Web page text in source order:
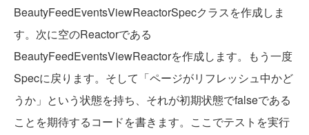
BeautyFeedEventsViewReactorSpecクラスを作成しま
す。次に空のReactorである
BeautyFeedEventsViewReactorを作成します。もう一度
Specに戻ります。そして「ページがリフレッシュ中かど
うか」という状態を持ち、それが初期状態でfalseである
ことを期待するコードを書きます。ここでテストを実行